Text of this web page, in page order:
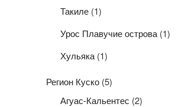
Такиле (1)
Урос Плавучие острова (1)
Хульяка (1)
Регион Куско (5)
Агуас-Кальентес (2)